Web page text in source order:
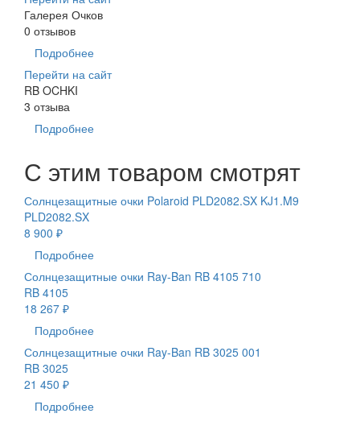
Галерея Очков
0 отзывов
Подробнее
Перейти на сайт
RB OCHKI
3 отзыва
Подробнее
С этим товаром смотрят
Солнцезащитные очки Polaroid PLD2082.SX KJ1.M9
PLD2082.SX
8 900 ₽
Подробнее
Солнцезащитные очки Ray-Ban RB 4105 710
RB 4105
18 267 ₽
Подробнее
Солнцезащитные очки Ray-Ban RB 3025 001
RB 3025
21 450 ₽
Подробнее